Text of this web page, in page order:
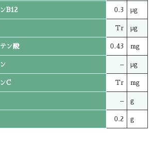
B12 0.3 μg
Tr μg
ン酸 0.43 mg
– μg
C Tr mg
– g
0.2 g